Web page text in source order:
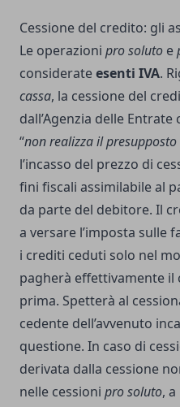
Cessione del credito: gli
Le operazioni pro soluto e
considerateesenti IVA.
cassa, la cessione del
dall’Agenzia delle
“non realizza il presupposto
l’incasso del prezzo di
fini fiscali assimilabile al
da parte del debitore. Il
a versare l’imposta sulle
i crediti ceduti solo nel
pagherà effettivamente
prima. Spetterà al
cedente dell’avvenuto
questione. In caso di
derivata dalla cessione
nelle cessioni pro soluto,